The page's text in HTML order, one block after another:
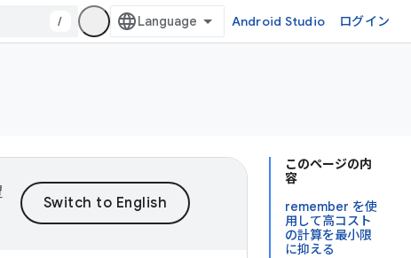
/ Android Studio ログイン
このページの内
容
remember を使
用して高コスト
の計算を最小限
に抑える